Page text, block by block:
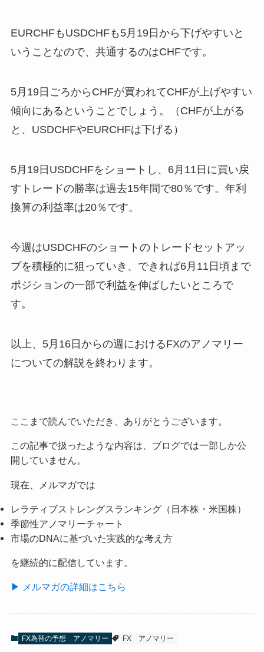
EURCHFもUSDCHFも5月19日から下げやすいと
いうことなので、共通するのはCHFです。
5月19日ごろからCHFが買われてCHFが上げやすい
傾向にあるということでしょう。（CHFが上がる
と、USDCHFやEURCHFは下げる）
5月19日USDCHFをショートし、6月11日に買い戻
すトレードの勝率は過去15年間で80％です。年利
換算の利益率は20％です。
今週はUSDCHFのショートのトレードセットアッ
プを積極的に狙っていき、できれば6月11日頃まで
ポジションの一部で利益を伸ばしたいところで
す。
以上、5月16日からの週におけるFXのアノマリー
についての解説を終わります。
ここまで読んでいただき、ありがとうございます。
この記事で扱ったような内容は、ブログでは一部しか公
開していません。
現在、メルマガでは
レラティブストレングスランキング（日本株・米国株）
季節性アノマリーチャート
市場のDNAに基づいた実践的な考え方
を継続的に配信しています。
▶ メルマガの詳細はこちら
FX為替の予想 アノマリー FX アノマリー